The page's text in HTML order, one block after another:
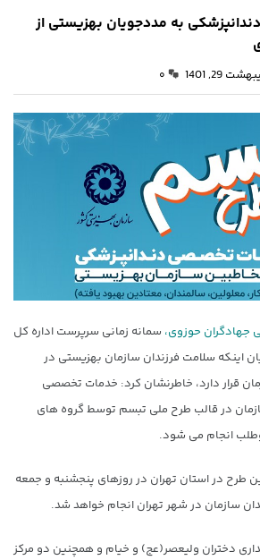
به مددجویان بهزیستی از
29, 1401 ۰
جهادگران حوزوی، سمانه زمانی سرپرست اداره کل
اینکه سلامت فرزندان سازمان بهزیستی در
قرار دارد، خاطرنشان کرد: خدمات تخصصی
در قالب طرح ملی تبسم توسط گروه های
انجام می شود.
طرح در استان تهران در روزهای پنجشنبه و جمعه
سازمان در شهر تهران انجام خواهد شد.
دختران ولیعصر(عج) و خیام و همچنین دو مرکز